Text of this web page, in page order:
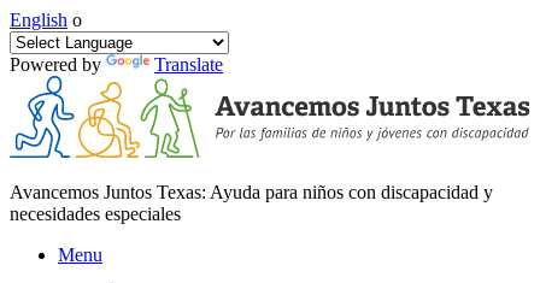
English o
Powered by Translate
Avancemos Juntos Texas: Ayuda para niños con discapacidad y
necesidades especiales
Menu